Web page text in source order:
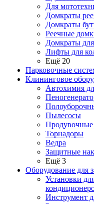
Для
Домкраты
Домкраты
Реечные
Домкраты
Лифты для
Ещё 20
Парковочные
Клининговое
Автохимия
Пылесосы
Продувочные
Торнадоры
Ведра
Защитные
Ещё 3
Оборудование для
Установки
Инструмент